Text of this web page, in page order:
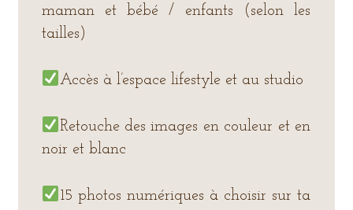
maman et bébé / enfants (selon les
tailles)
Accès à l’espace lifestyle et au studio
Retouche des images en couleur et en
noir et blanc
15 photos numériques à choisir sur ta